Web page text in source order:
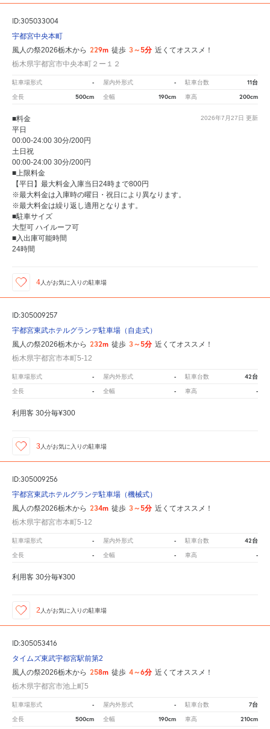
ID:305033004
宇都宮中央本町
風人の祭2026栃木から 229m 徒歩 3～5分 近くてオススメ！
栃木県宇都宮市中央本町２ー１２
駐車場形式 - 屋内外形式 - 駐車台数 11台
全長 500cm 全幅 190cm 車高 200cm
2026年7月27日 更新
■料金
平日
00:00-24:00 30分/200円
土日祝
00:00-24:00 30分/200円
■上限料金
【平日】最大料金入庫当日24時まで800円
※最大料金は入庫時の曜日・祝日により異なります。
※最大料金は繰り返し適用となります。
■駐車サイズ
大型可 ハイルーフ可
■入出庫可能時間
24時間
4 人がお気に入りの駐車場
ID:305009257
宇都宮東武ホテルグランデ駐車場（自走式）
風人の祭2026栃木から 232m 徒歩 3～5分 近くてオススメ！
栃木県宇都宮市本町5-12
駐車場形式 - 屋内外形式 - 駐車台数 42台
全長 - 全幅 - 車高 -
利用客 30分毎¥300
3 人がお気に入りの駐車場
ID:305009256
宇都宮東武ホテルグランデ駐車場（機械式）
風人の祭2026栃木から 234m 徒歩 3～5分 近くてオススメ！
栃木県宇都宮市本町5-12
駐車場形式 - 屋内外形式 - 駐車台数 42台
全長 - 全幅 - 車高 -
利用客 30分毎¥300
2 人がお気に入りの駐車場
ID:305053416
タイムズ東武宇都宮駅前第2
風人の祭2026栃木から 258m 徒歩 4～6分 近くてオススメ！
栃木県宇都宮市池上町5
駐車場形式 - 屋内外形式 - 駐車台数 7台
全長 500cm 全幅 190cm 車高 210cm